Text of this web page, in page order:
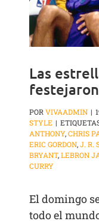
Las
PORVIVAADMIN |
STYLE |
ANTHONY,CHRIS
ERIC GORDON,J. R.
BRYANT,LEBRON
CURRY
El domingo
todo el